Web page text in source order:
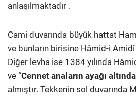
anlaşılmaktadır .
Cami duvarında büyük hattat
ve bunların birisine Hâmid-i Amidî
Diğer levha ise 1384 yılında
ve “Cennet anaların ayağı
almıştır. Tekkenin sol duvarında